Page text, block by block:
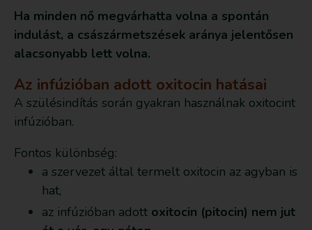
Ha minden nő megvárhatta volna a spontán
indulást, a császármetszések aránya jelentősen
alacsonyabb lett volna.
Az infúzióban adott oxitocin hatásai
A szülésindítás során gyakran használnak oxitocint
infúzióban.
Fontos különbség:
a szervezet által termelt oxitocin az agyban is
hat,
az infúzióban adott oxitocin (pitocin) nem jut